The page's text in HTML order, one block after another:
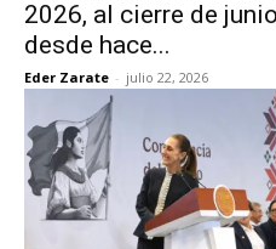
2026, al cierre de
desde hace...
Eder Zarate - julio 22, 2026